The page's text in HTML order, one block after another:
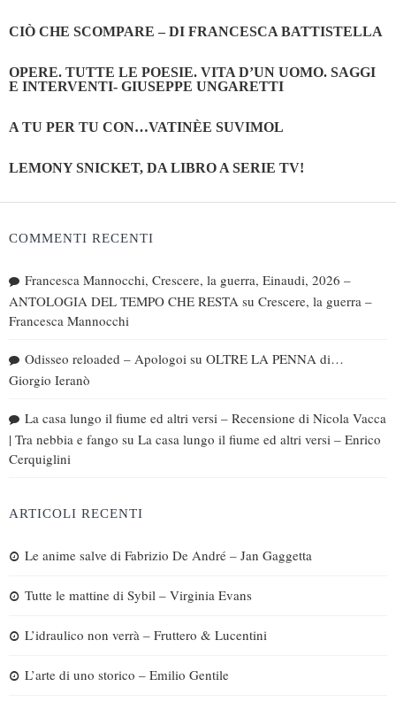
CIÒ CHE SCOMPARE – DI FRANCESCA BATTISTELLA
OPERE. TUTTE LE POESIE. VITA D’UN UOMO. SAGGI
E INTERVENTI- GIUSEPPE UNGARETTI
A TU PER TU CON…VATINÈE SUVIMOL
LEMONY SNICKET, DA LIBRO A SERIE TV!
COMMENTI RECENTI
Francesca Mannocchi, Crescere, la guerra, Einaudi, 2026 –
ANTOLOGIA DEL TEMPO CHE RESTA su Crescere, la guerra –
Francesca Mannocchi
Odisseo reloaded – Apologoi su OLTRE LA PENNA di…
Giorgio Ieranò
La casa lungo il fiume ed altri versi – Recensione di Nicola Vacca
| Tra nebbia e fango su La casa lungo il fiume ed altri versi – Enrico
Cerquiglini
ARTICOLI RECENTI
Le anime salve di Fabrizio De André – Jan Gaggetta
Tutte le mattine di Sybil – Virginia Evans
L’idraulico non verrà – Fruttero & Lucentini
L’arte di uno storico – Emilio Gentile